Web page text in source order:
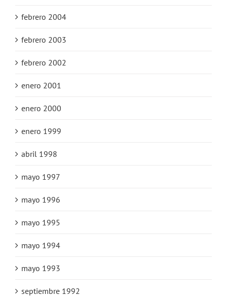
febrero 2004
febrero 2003
febrero 2002
enero 2001
enero 2000
enero 1999
abril 1998
mayo 1997
mayo 1996
mayo 1995
mayo 1994
mayo 1993
septiembre 1992